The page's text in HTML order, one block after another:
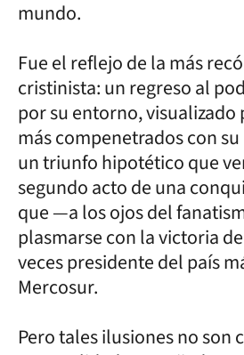
mundo.
Fue el reflejo de la más
cristinista: un regreso al
por su entorno, visualizado
más compenetrados con
un triunfo hipotético que
segundo acto de una
que —a los ojos del
plasmarse con la victoria
veces presidente del país
Mercosur.
Pero tales ilusiones no son